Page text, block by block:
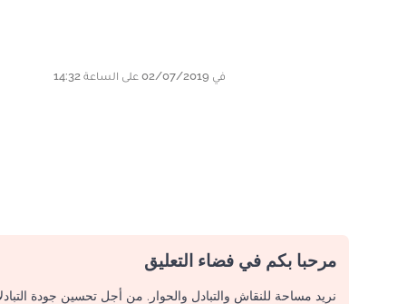
في 02/07/2019 على الساعة 14:32
مرحبا بكم في فضاء التعليق
نريد مساحة للنقاش والتبادل والحوار. من أجل تحسين جودة